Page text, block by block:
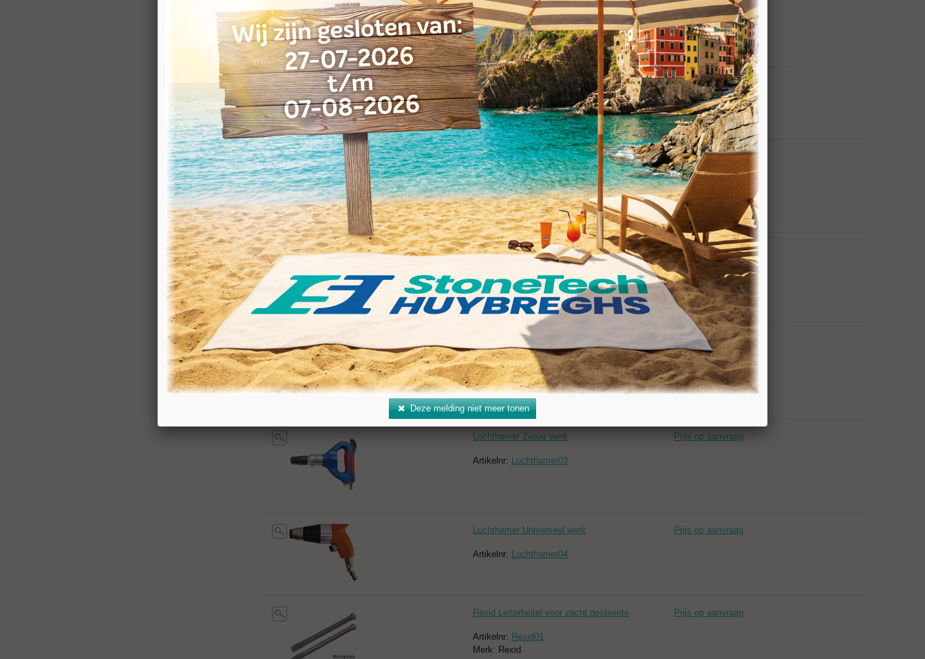
Artikelnr:Carboram02
Merk: Carboram
Carboram met kop
Artikelnr:Carboram03
Merk: Carboram
toon opties
Carboram zeskant zonder kop
Artikelnr:Carboram04
Merk: Carboram
toon opties
Luchthamer Licht werk
Luchthamer01
Prijs op aanvraag
Luchthamer Middel werk
Artikelnr:Luchthamer02
Prijs op aanvraag
Luchthamer Zwaar werk
Artikelnr: Luchthamer03
Prijs op aanvraag
Luchthamer Universeel werk
Artikelnr: Luchthamer04
Prijs op aanvraag
Rexid Letterbeitel voor zacht gesteente
Artikelnr: Rexid01
Merk: Rexid
Prijs op aanvraag
Deze melding niet meer tonen